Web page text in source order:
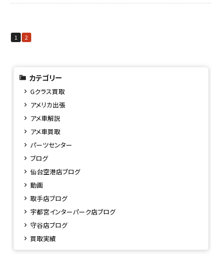
1 2
カテゴリー
Gクラス買取
アメリカ出張
アメ車解説
アメ車買取
パーツセンター
ブログ
仙台空港店ブログ
動画
取手店ブログ
宇都宮インターパーク店ブログ
守谷店ブログ
買取実績